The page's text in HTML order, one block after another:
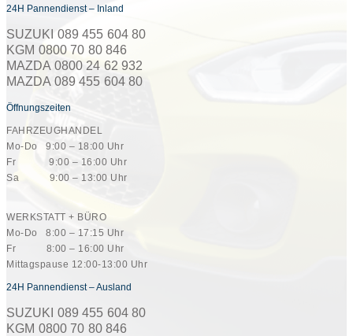
24H Pannendienst – Inland
SUZUKI 089 455 604 80
KGM 0800 70 80 846
MAZDA 0800 24 62 932
MAZDA 089 455 604 80
Öffnungszeiten
FAHRZEUGHANDEL
Mo-Do 9:00 – 18:00 Uhr
Fr 9:00 – 16:00 Uhr
Sa 9:00 – 13:00 Uhr
WERKSTATT + BÜRO
Mo-Do 8:00 – 17:15 Uhr
Fr 8:00 – 16:00 Uhr
Mittagspause 12:00-13:00 Uhr
24H Pannendienst – Ausland
SUZUKI 089 455 604 80
KGM 0800 70 80 846